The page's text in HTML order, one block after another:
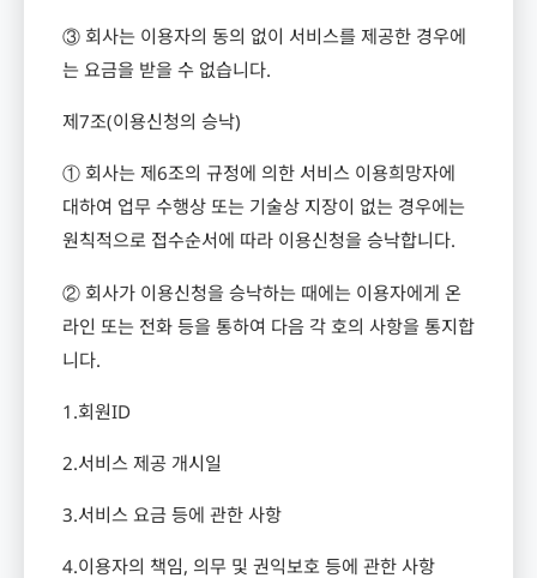
③ 회사는 이용자의 동의 없이 서비스를 제공한 경우에
는 요금을 받을 수 없습니다.
제7조(이용신청의 승낙)
① 회사는 제6조의 규정에 의한 서비스 이용희망자에
대하여 업무 수행상 또는 기술상 지장이 없는 경우에는
원칙적으로 접수순서에 따라 이용신청을 승낙합니다.
② 회사가 이용신청을 승낙하는 때에는 이용자에게 온
라인 또는 전화 등을 통하여 다음 각 호의 사항을 통지합
니다.
1.회원ID
2.서비스 제공 개시일
3.서비스 요금 등에 관한 사항
4.이용자의 책임, 의무 및 권익보호 등에 관한 사항